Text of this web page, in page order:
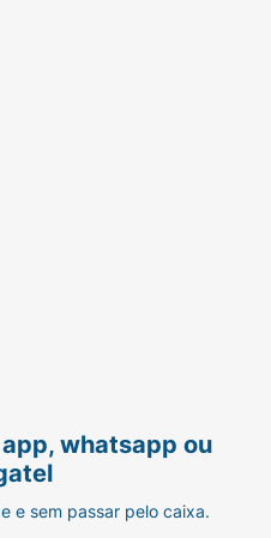
whatsapp ou
e sem passar pelo caixa.